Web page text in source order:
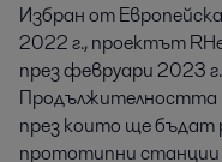
Избран от
2022 г., проектът
през февруари 2023
Продължителността
през които ще бъдат
прототипни станции